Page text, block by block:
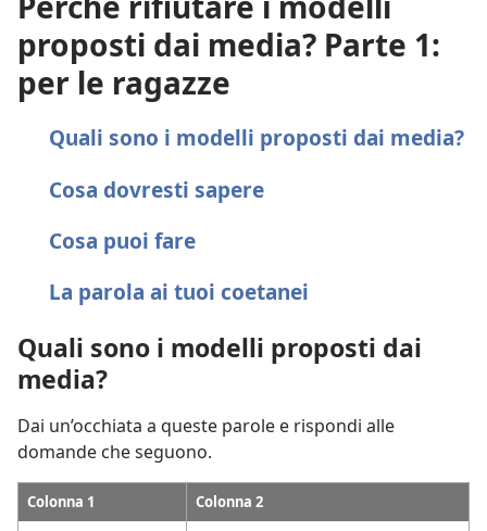
proposti dai media? Parte 1:
per le ragazze
Quali sono i modelli proposti dai media?
Cosa dovresti sapere
Cosa puoi fare
La parola ai tuoi coetanei
Quali sono i modelli proposti dai
media?
Dai un’occhiata a queste parole e rispondi alle
domande che seguono.
Colonna 1
Colonna 2